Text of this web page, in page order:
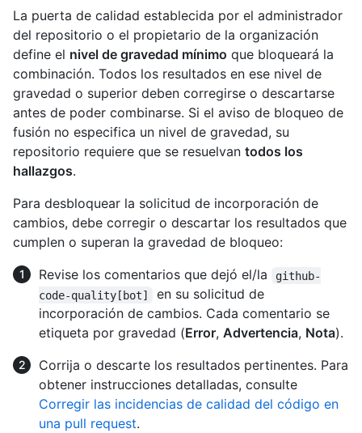
La puerta de calidad establecida por el administrador
del repositorio o el propietario de la organización
define el nivel de gravedad mínimo que bloqueará la
combinación. Todos los resultados en ese nivel de
gravedad o superior deben corregirse o descartarse
antes de poder combinarse. Si el aviso de bloqueo de
fusión no especifica un nivel de gravedad, su
repositorio requiere que se resuelvan todos los
hallazgos.
Para desbloquear la solicitud de incorporación de
cambios, debe corregir o descartar los resultados que
cumplen o superan la gravedad de bloqueo:
Revise los comentarios que dejó el/la
github-
code-quality[bot]
en su solicitud de
incorporación de cambios. Cada comentario se
etiqueta por gravedad (Error, Advertencia, Nota).
Corrija o descarte los resultados pertinentes. Para
obtener instrucciones detalladas, consulte
Corregir las incidencias de calidad del código en
una pull request.